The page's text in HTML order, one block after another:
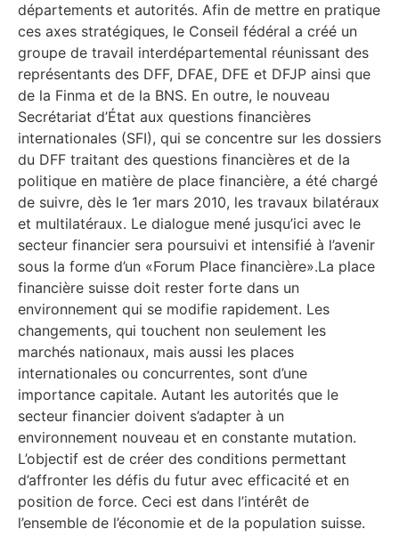
départements et autorités. Afin de mettre en pratique
ces axes stratégiques, le Conseil fédéral a créé un
groupe de travail interdépartemental réunissant des
représentants des DFF, DFAE, DFE et DFJP ainsi que
de la Finma et de la BNS. En outre, le nouveau
Secrétariat d’État aux questions financières
internationales (SFI), qui se concentre sur les dossiers
du DFF traitant des questions financières et de la
politique en matière de place financière, a été chargé
de suivre, dès le 1er mars 2010, les travaux bilatéraux
et multilatéraux. Le dialogue mené jusqu’ici avec le
secteur financier sera poursuivi et intensifié à l’avenir
sous la forme d’un «Forum Place financière».La place
financière suisse doit rester forte dans un
environnement qui se modifie rapidement. Les
changements, qui touchent non seulement les
marchés nationaux, mais aussi les places
internationales ou concurrentes, sont d’une
importance capitale. Autant les autorités que le
secteur financier doivent s’adapter à un
environnement nouveau et en constante mutation.
L’objectif est de créer des conditions permettant
d’affronter les défis du futur avec efficacité et en
position de force. Ceci est dans l’intérêt de
l’ensemble de l’économie et de la population suisse.